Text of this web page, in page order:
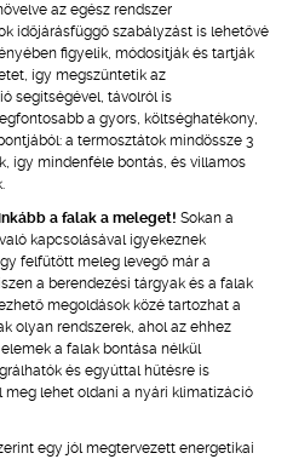
az egész rendszer
időjárásfüggő szabályzást is lehetővé
figyelik, módosítják és tartják
így megszűntetik az
segítségével, távolról is
a gyors, költséghatékony,
a termosztátok mindössze 3
így mindenféle bontás, és villamos
a falak a meleget! Sokan a
kapcsolásával igyekeznek
felfűtött meleg levegő már a
a berendezési tárgyak és a falak
megoldások közé tartozhat a
olyan rendszerek, ahol az ehhez
a falak bontása nélkül
és egyúttal hűtésre is
meg lehet oldani a nyári klimatizáció
egy jól megtervezett energetikai